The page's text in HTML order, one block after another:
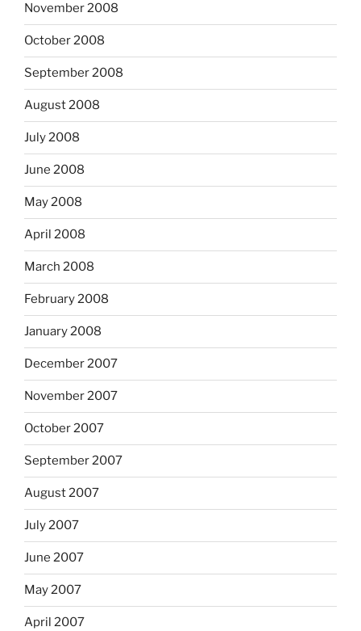
November 2008
October 2008
September 2008
August 2008
July 2008
June 2008
May 2008
April 2008
March 2008
February 2008
January 2008
December 2007
November 2007
October 2007
September 2007
August 2007
July 2007
June 2007
May 2007
April 2007